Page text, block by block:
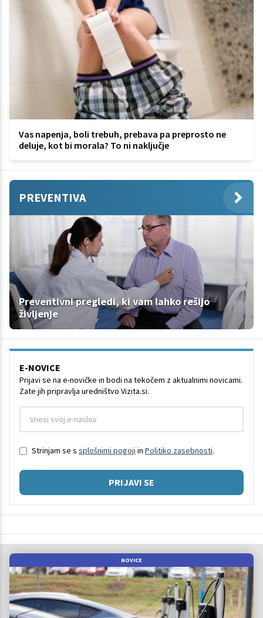
Vas napenja, boli trebuh, prebava pa preprosto ne
deluje, kot bi morala? To ni naključje
PREVENTIVA
Preventivni pregledi, ki vam lahko rešijo
življenje
E-NOVICE
Prijavi se na e-novičke in bodi na tekočem z aktualnimi novicami.
Zate jih pripravlja uredništvo Vizita.si.
Strinjam se s splošnimi pogoji in Politiko zasebnosti.
PRIJAVI SE
NOVICE